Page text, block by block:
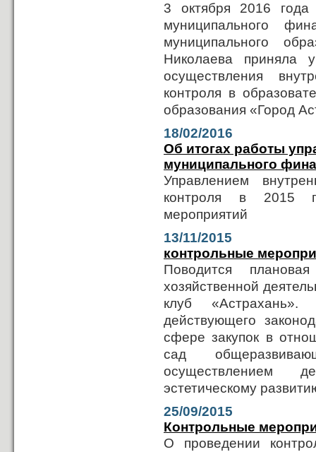
3 октября 2016 года
муниципального
муниципального
Николаева приняла
осуществления
контроля в
образования «Город
18/02/2016
Об итогах работы
муниципального
Управлением
контроля в 2015
мероприятий
13/11/2015
контрольные
Поводится
хозяйственной
клуб «Астрахань».
действующего
сфере закупок в
сад
осуществлением
эстетическому
25/09/2015
Контрольные
О проведении